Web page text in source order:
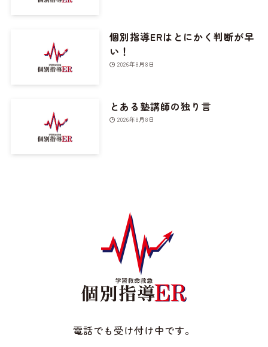
個別指導ERはとにかく判断が早
い！
2026年8月8日
とある塾講師の独り言
2026年8月8日
電話でも受け付け中です。